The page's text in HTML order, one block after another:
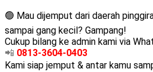
🟢 Mau dijemput dari daerah
sampai gang kecil? Gampang!
Cukup bilang ke admin kami via
📲 0813-3604-0403
Kami siap jemput & antar kamu